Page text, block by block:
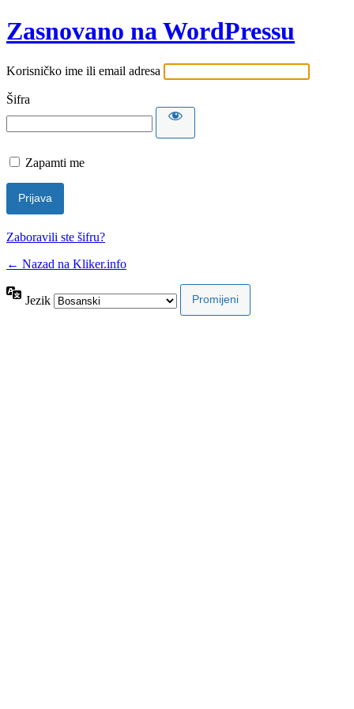
Zasnovano na WordPressu
Korisničko ime ili email adresa
Šifra
Zapamti me
Zaboravili ste šifru?
← Nazad na Kliker.info
Jezik